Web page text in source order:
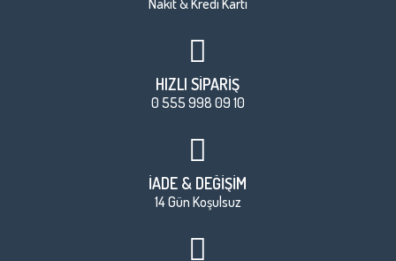
HIZLI SİPARİŞ
0 555 998 09 10
İADE & DEĞİŞİM
14 Gün Koşulsuz